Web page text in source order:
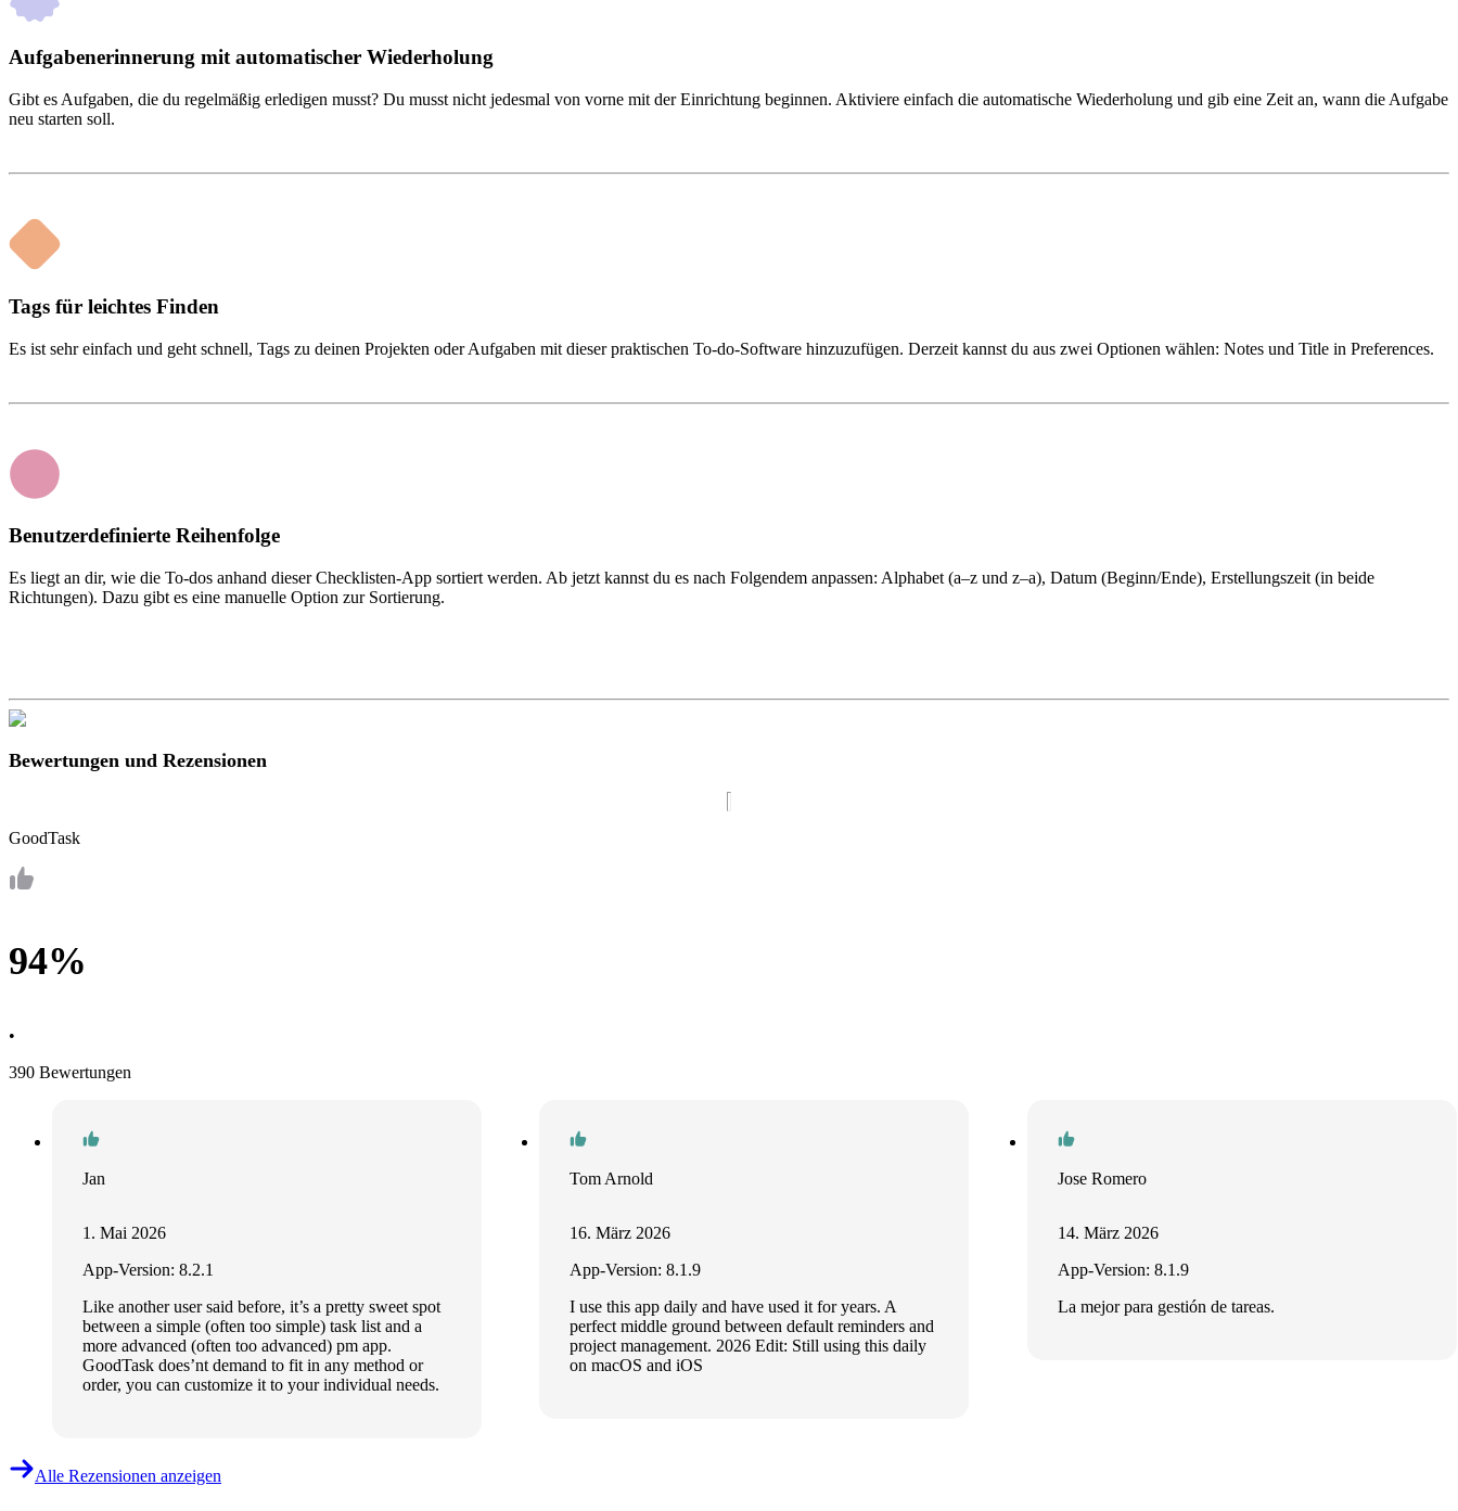
Aufgabenerinnerung mit automatischer Wiederholung
Gibt es Aufgaben, die du regelmäßig erledigen musst? Du musst nicht jedesmal von vorne mit der Einrichtung beginnen. Aktiviere einfach die automatische Wiederholung und gib eine Zeit an, wann die Aufgabe
neu starten soll.
Tags für leichtes Finden
Es ist sehr einfach und geht schnell, Tags zu deinen Projekten oder Aufgaben mit dieser praktischen To-do-Software hinzuzufügen. Derzeit kannst du aus zwei Optionen wählen: Notes und Title in Preferences.
Benutzerdefinierte Reihenfolge
Es liegt an dir, wie die To-dos anhand dieser Checklisten-App sortiert werden. Ab jetzt kannst du es nach Folgendem anpassen: Alphabet (a–z und z–a), Datum (Beginn/Ende), Erstellungszeit (in beide
Richtungen). Dazu gibt es eine manuelle Option zur Sortierung.
Bewertungen und Rezensionen
GoodTask
94%
•
390 Bewertungen
Jan
1. Mai 2026
App-Version: 8.2.1
Like another user said before, it’s a pretty sweet spot
between a simple (often too simple) task list and a
more advanced (often too advanced) pm app.
GoodTask does’nt demand to fit in any method or
order, you can customize it to your individual needs.
Tom Arnold
16. März 2026
App-Version: 8.1.9
I use this app daily and have used it for years. A
perfect middle ground between default reminders and
project management. 2026 Edit: Still using this daily
on macOS and iOS
Jose Romero
14. März 2026
App-Version: 8.1.9
La mejor para gestión de tareas.
Alle Rezensionen anzeigen